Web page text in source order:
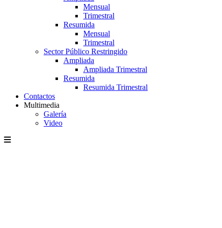
Mensual
Trimestral
Resumida
Mensual
Trimestral
Sector Público Restringido
Ampliada
Ampliada Trimestral
Resumida
Resumida Trimestral
Contactos
Multimedia
Galería
Video